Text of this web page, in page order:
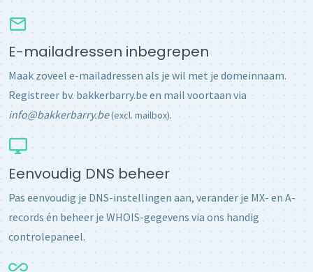
E-mailadressen inbegrepen
Maak zoveel e-mailadressen als je wil met je domeinnaam.
Registreer bv. bakkerbarry.be en mail voortaan via
info@bakkerbarry.be(excl. mailbox).
Eenvoudig DNS beheer
Pas eenvoudig je DNS-instellingen aan, verander je MX- en A-
records én beheer je WHOIS-gegevens via ons handig
controlepaneel.